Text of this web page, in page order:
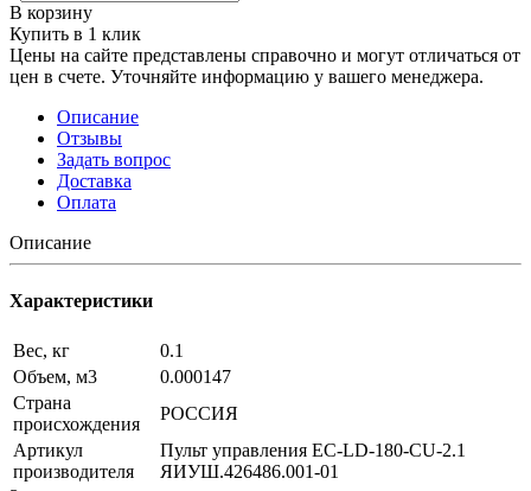
В корзину
Купить в 1 клик
Цены на сайте представлены справочно и могут отличаться от
цен в счете. Уточняйте информацию у вашего менеджера.
Описание
Отзывы
Задать вопрос
Доставка
Оплата
Описание
Характеристики
Вес, кг
0.1
Объем, м3
0.000147
Страна
происхождения
РОССИЯ
Артикул
производителя
Пульт управления EC-LD-180-CU-2.1
ЯИУШ.426486.001-01